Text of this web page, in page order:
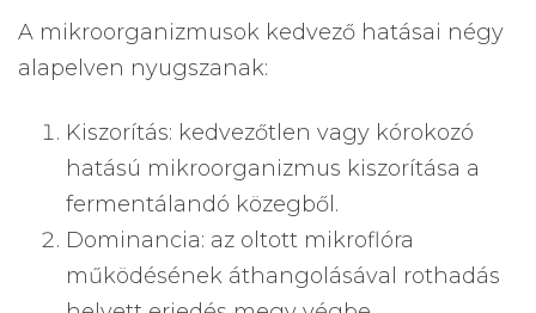
A mikroorganizmusok kedvező hatásai négy
alapelven nyugszanak:
Kiszorítás: kedvezőtlen vagy kórokozó
hatású mikroorganizmus kiszorítása a
fermentálandó közegből.
Dominancia: az oltott mikroflóra
működésének áthangolásával rothadás